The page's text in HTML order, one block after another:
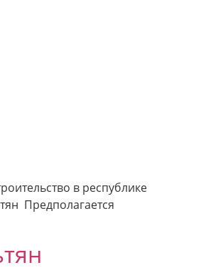
в республике
Предполагается